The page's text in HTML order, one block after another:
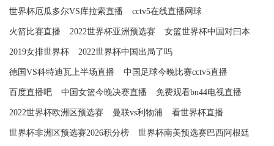
世界杯厄瓜多尔VS库拉索直播 cctv5在线直播网球
火箭比赛直播 2022世界杯亚洲预选赛 女篮世界杯中国对曰本
2019女排世界杯 2022世界杯中国出局了吗
德国VS科特迪瓦上半场直播 中国足球今晚比赛cctv5直播
百度直播吧 中国女篮今晚决赛直播 免费观看bn44电视直播
2022世界杯欧洲区预选赛 曼联vs利物浦 看世界杯直播
世界杯非洲区预选赛2026积分榜 世界杯南美预选赛巴西阿根廷